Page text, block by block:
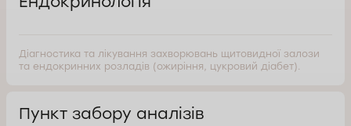
Діагностика та лікування захворювань щитовидної залози
та ендокринних розладів (ожиріння, цукровий діабет).
Пункт забору аналізів